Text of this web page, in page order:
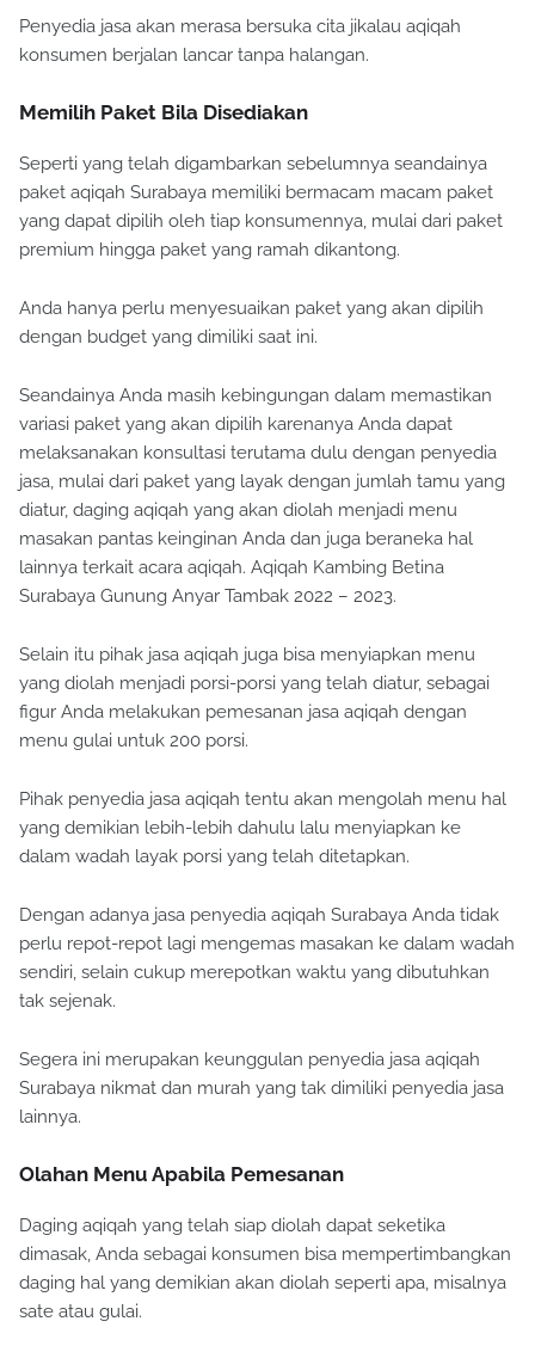
Penyedia jasa akan merasa bersuka cita jikalau aqiqah
konsumen berjalan lancar tanpa halangan.
Memilih Paket Bila Disediakan
Seperti yang telah digambarkan sebelumnya seandainya
paket aqiqah Surabaya memiliki bermacam macam paket
yang dapat dipilih oleh tiap konsumennya, mulai dari paket
premium hingga paket yang ramah dikantong.
Anda hanya perlu menyesuaikan paket yang akan dipilih
dengan budget yang dimiliki saat ini.
Seandainya Anda masih kebingungan dalam memastikan
variasi paket yang akan dipilih karenanya Anda dapat
melaksanakan konsultasi terutama dulu dengan penyedia
jasa, mulai dari paket yang layak dengan jumlah tamu yang
diatur, daging aqiqah yang akan diolah menjadi menu
masakan pantas keinginan Anda dan juga beraneka hal
lainnya terkait acara aqiqah. Aqiqah Kambing Betina
Surabaya Gunung Anyar Tambak 2022 – 2023.
Selain itu pihak jasa aqiqah juga bisa menyiapkan menu
yang diolah menjadi porsi-porsi yang telah diatur, sebagai
figur Anda melakukan pemesanan jasa aqiqah dengan
menu gulai untuk 200 porsi.
Pihak penyedia jasa aqiqah tentu akan mengolah menu hal
yang demikian lebih-lebih dahulu lalu menyiapkan ke
dalam wadah layak porsi yang telah ditetapkan.
Dengan adanya jasa penyedia aqiqah Surabaya Anda tidak
perlu repot-repot lagi mengemas masakan ke dalam wadah
sendiri, selain cukup merepotkan waktu yang dibutuhkan
tak sejenak.
Segera ini merupakan keunggulan penyedia jasa aqiqah
Surabaya nikmat dan murah yang tak dimiliki penyedia jasa
lainnya.
Olahan Menu Apabila Pemesanan
Daging aqiqah yang telah siap diolah dapat seketika
dimasak, Anda sebagai konsumen bisa mempertimbangkan
daging hal yang demikian akan diolah seperti apa, misalnya
sate atau gulai.